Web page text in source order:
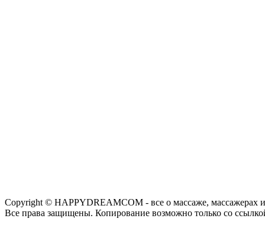
Copyright © HAPPYDREAMCOM - все о массаже, массажерах и
Все права защищены. Копирование возможно только со